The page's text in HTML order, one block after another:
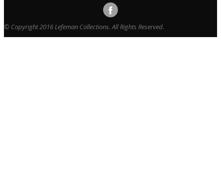
© Copyright 2016 Lefeman Collections. All Rights Reserved.